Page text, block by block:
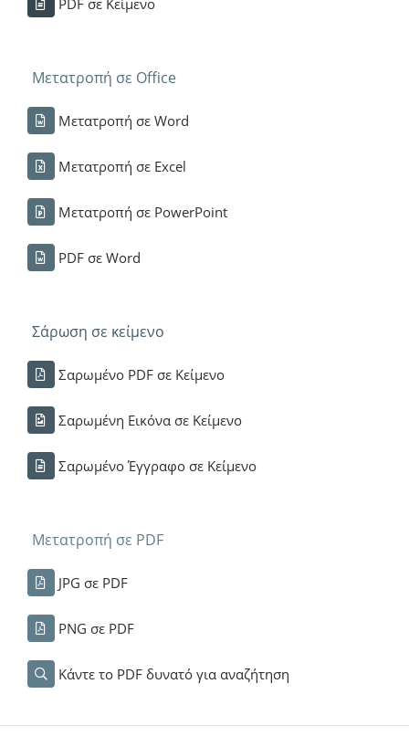
Μετατροπή σε Office
Μετατροπή σε Word
Μετατροπή σε Excel
Μετατροπή σε PowerPoint
PDF σε Word
Σάρωση σε κείμενο
Σαρωμένο PDF σε Κείμενο
Σαρωμένη Εικόνα σε Κείμενο
Σαρωμένο Έγγραφο σε Κείμενο
Μετατροπή σε PDF
JPG σε PDF
PNG σε PDF
Κάντε το PDF δυνατό για αναζήτηση